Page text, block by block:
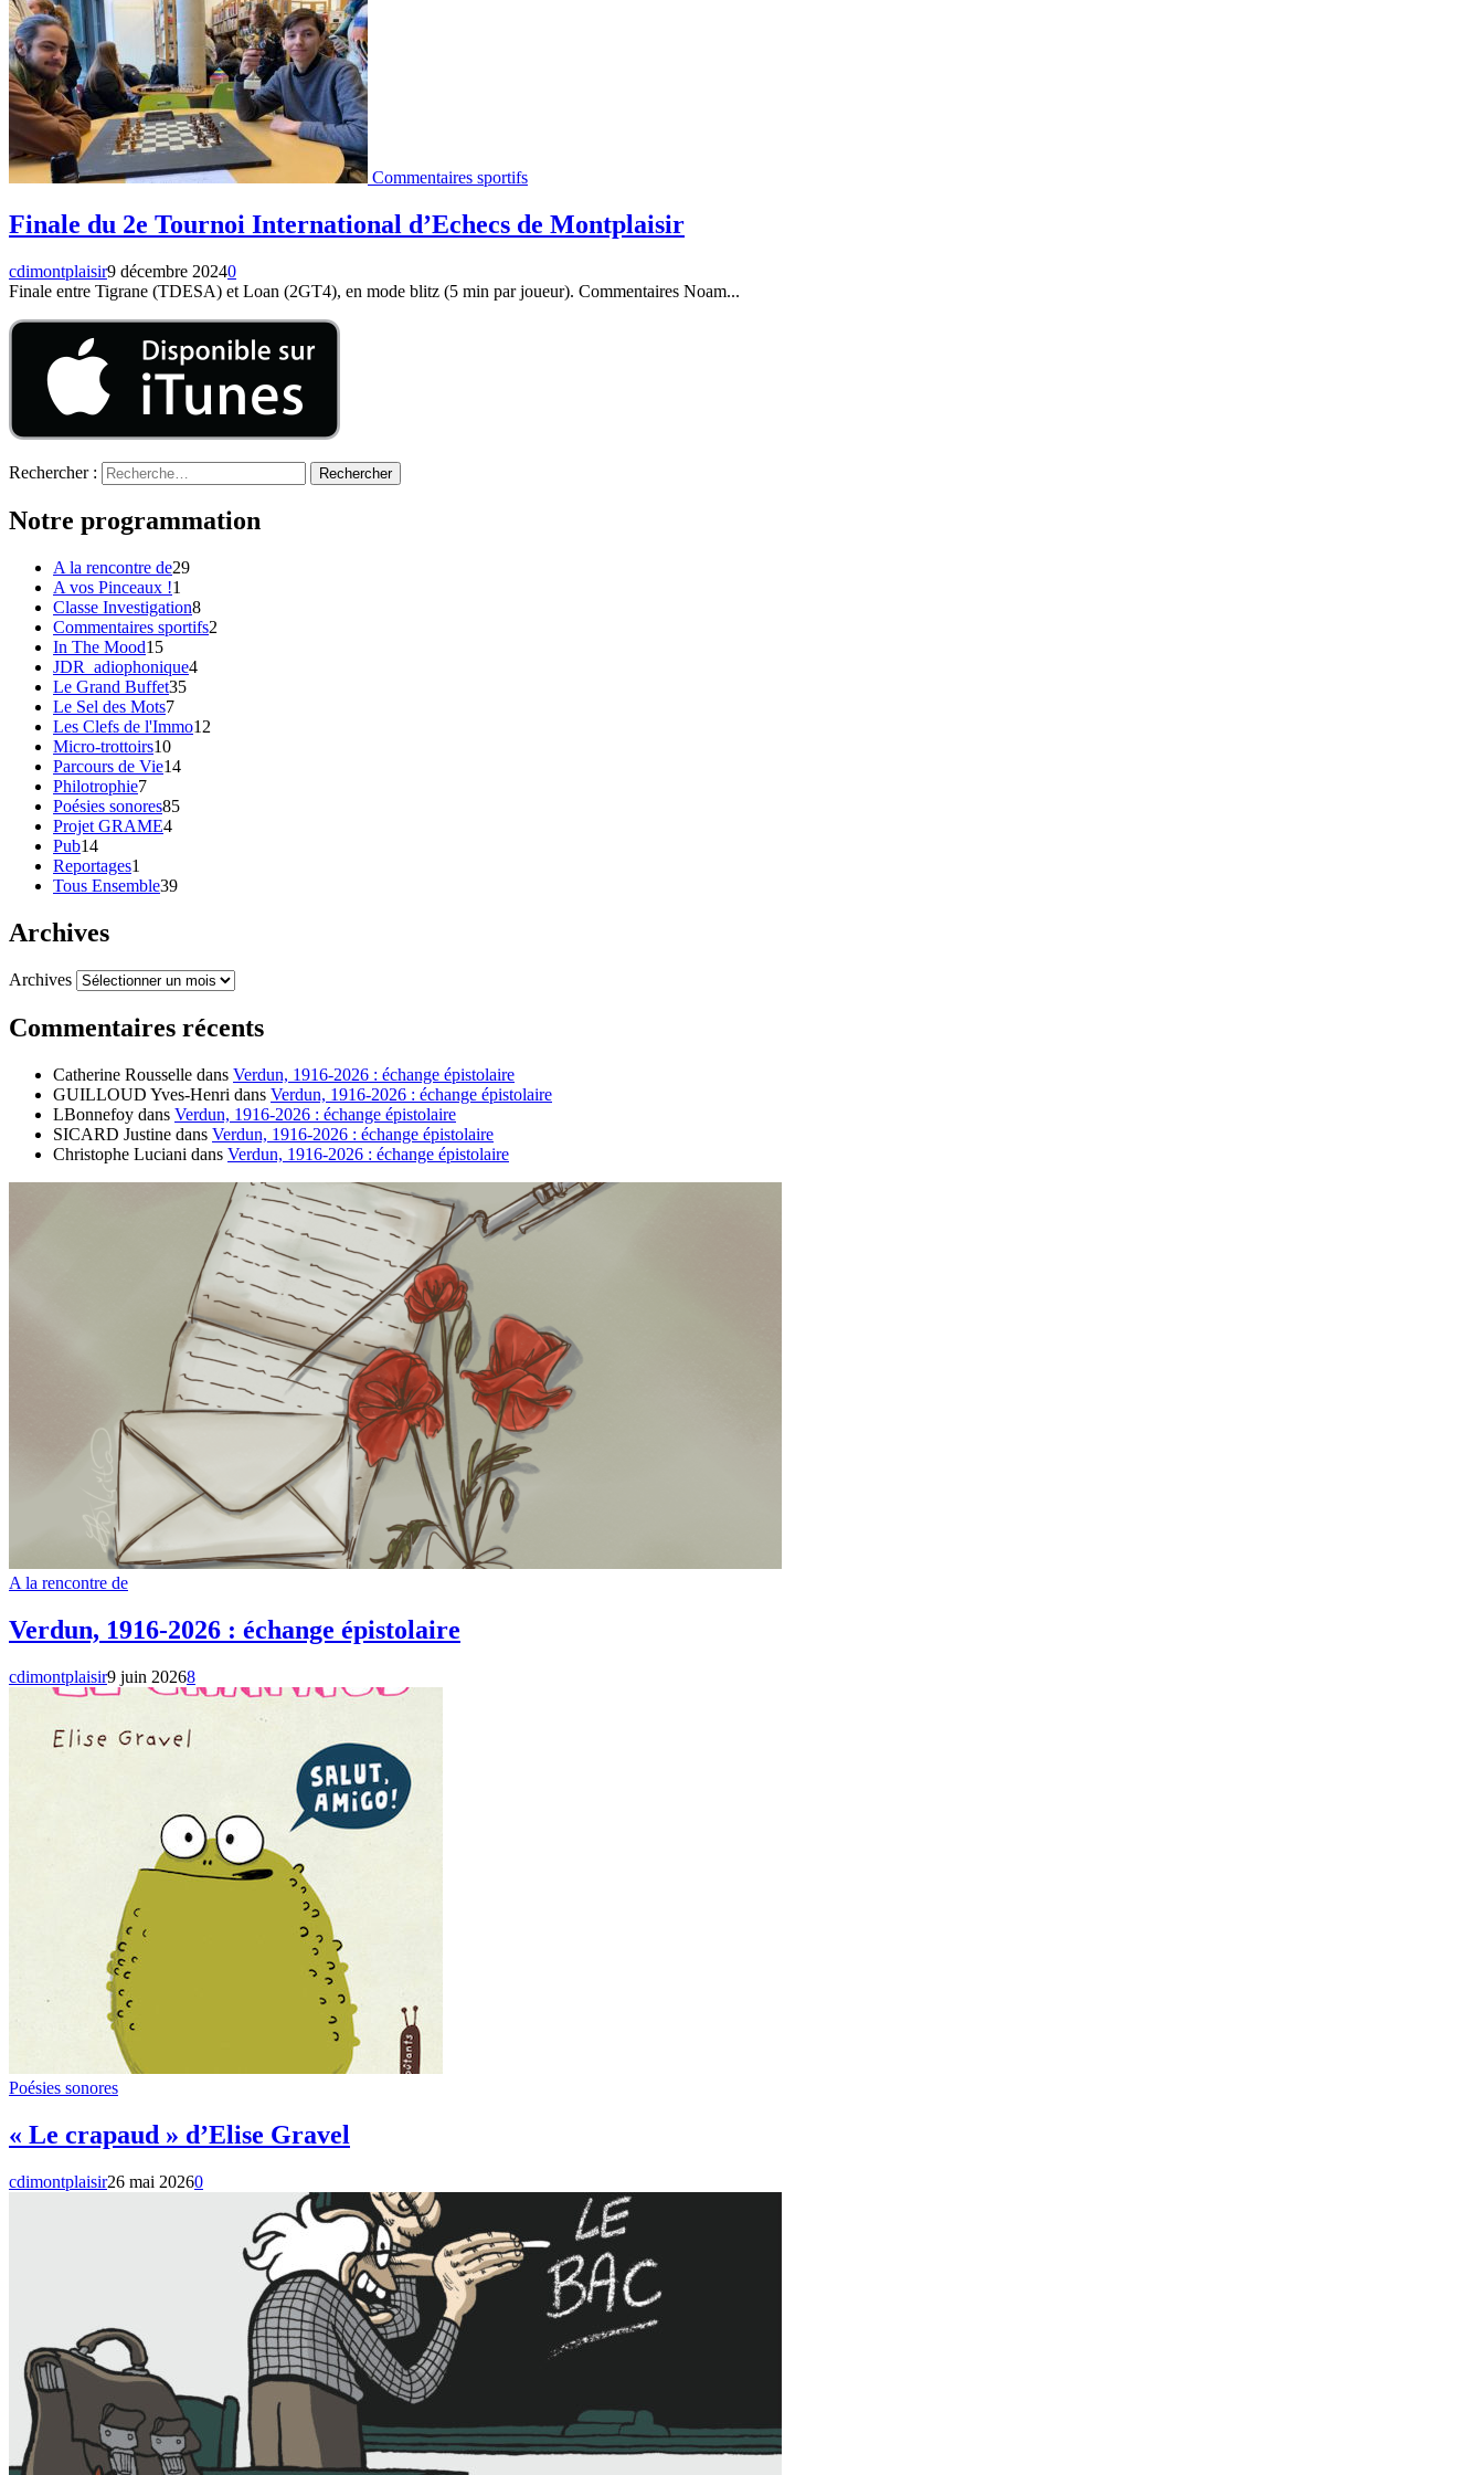
Commentaires sportifs
Finale du 2e Tournoi International d’Echecs de Montplaisir
cdimontplaisir9 décembre 20240
Finale entre Tigrane (TDESA) et Loan (2GT4), en mode blitz (5 min par joueur). Commentaires Noam...
Rechercher :
Notre programmation
A la rencontre de29
A vos Pinceaux !1
Classe Investigation8
Commentaires sportifs2
In The Mood15
JDR_adiophonique4
Le Grand Buffet35
Le Sel des Mots7
Les Clefs de l'Immo12
Micro-trottoirs10
Parcours de Vie14
Philotrophie7
Poésies sonores85
Projet GRAME4
Pub14
Reportages1
Tous Ensemble39
Archives
Archives
Commentaires récents
Catherine Rousselle dans Verdun, 1916-2026 : échange épistolaire
GUILLOUD Yves-Henri dans Verdun, 1916-2026 : échange épistolaire
LBonnefoy dans Verdun, 1916-2026 : échange épistolaire
SICARD Justine dans Verdun, 1916-2026 : échange épistolaire
Christophe Luciani dans Verdun, 1916-2026 : échange épistolaire
A la rencontre de
Verdun, 1916-2026 : échange épistolaire
cdimontplaisir9 juin 20268
Poésies sonores
« Le crapaud » d’Elise Gravel
cdimontplaisir26 mai 20260